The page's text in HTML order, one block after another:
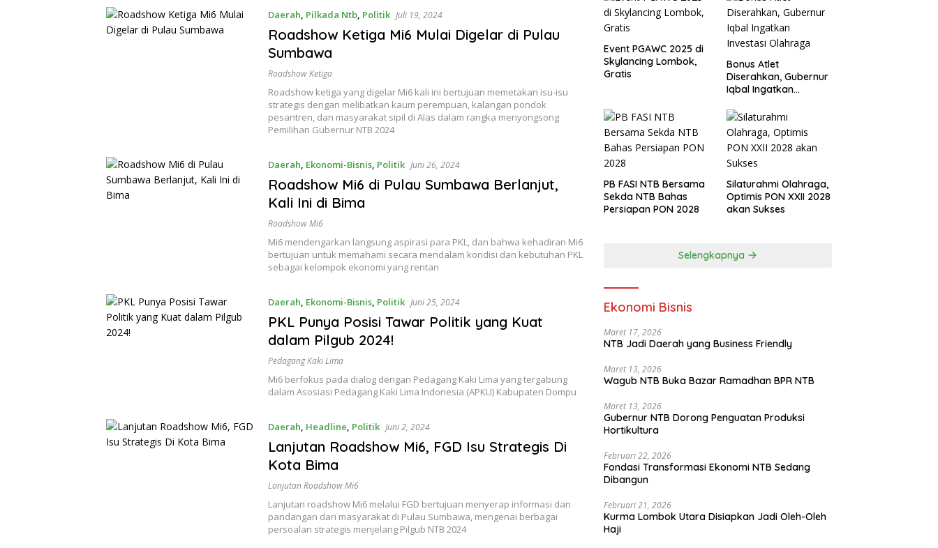
Daerah, Pilkada Ntb, Politik Juli 19, 2024
Roadshow Ketiga Mi6 Mulai Digelar di Pulau
Sumbawa
Roadshow Ketiga
Roadshow ketiga yang digelar Mi6 kali ini bertujuan memetakan isu-isu
strategis dengan melibatkan kaum perempuan, kalangan pondok
pesantren, dan masyarakat sipil di Alas dalam rangka menyongsong
Pemilihan Gubernur NTB 2024
Daerah, Ekonomi-Bisnis, Politik Juni 26, 2024
Roadshow Mi6 di Pulau Sumbawa Berlanjut,
Kali Ini di Bima
Roadshow Mi6
Mi6 mendengarkan langsung aspirasi para PKL, dan bahwa kehadiran Mi6
bertujuan untuk memahami secara mendalam kondisi dan kebutuhan PKL
sebagai kelompok ekonomi yang rentan
Daerah, Ekonomi-Bisnis, Politik Juni 25, 2024
PKL Punya Posisi Tawar Politik yang Kuat
dalam Pilgub 2024!
Pedagang Kaki Lima
Mi6 berfokus pada dialog dengan Pedagang Kaki Lima yang tergabung
dalam Asosiasi Pedagang Kaki Lima Indonesia (APKLI) Kabupaten Dompu
Daerah, Headline, Politik Juni 2, 2024
Lanjutan Roadshow Mi6, FGD Isu Strategis Di
Kota Bima
Lanjutan Roadshow Mi6
Lanjutan roadshow Mi6 melalui FGD bertujuan menyerap informasi dan
pandangan dari masyarakat di Pulau Sumbawa, mengenai berbagai
persoalan strategis menjelang Pilgub NTB 2024
Event PGAWC 2025 di
Skylancing Lombok,
Gratis
Bonus Atlet
Diserahkan, Gubernur
Iqbal Ingatkan
PB FASI NTB Bersama
Sekda NTB Bahas
Persiapan PON 2028
Silaturahmi Olahraga,
Optimis PON XXII 2028
akan Sukses
Selengkapnya
Ekonomi Bisnis
Maret 17, 2026
NTB Jadi Daerah yang Business Friendly
Maret 13, 2026
Wagub NTB Buka Bazar Ramadhan BPR NTB
Maret 13, 2026
Gubernur NTB Dorong Penguatan Produksi
Hortikultura
Februari 22, 2026
Fondasi Transformasi Ekonomi NTB Sedang
Dibangun
Februari 21, 2026
Kurma Lombok Utara Disiapkan Jadi Oleh-Oleh
Haji